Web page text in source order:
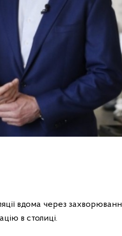
вдома через
в столиці.